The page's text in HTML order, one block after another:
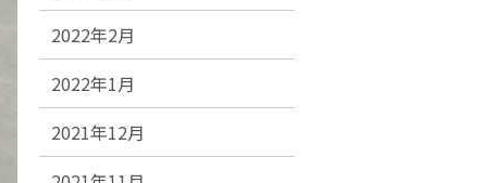
2022年2月
2022年1月
2021年12月